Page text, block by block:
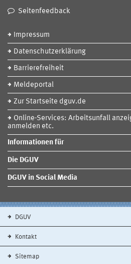
Seitenfeedback
Impressum
Datenschutzerklärung
Barrierefreiheit
Meldeportal
Zur Startseite dguv.de
Online-Services: Arbeitsunfall
anmelden etc.
Informationen für
Die DGUV
DGUV in Social Media
DGUV
Kontakt
Sitemap